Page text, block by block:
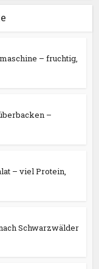
– fruchtig,
–
– viel Protein,
Schwarzwälder